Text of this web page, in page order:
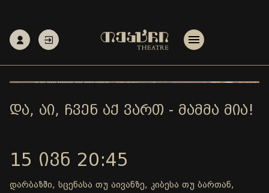
ᲓᲐ, ᲐᲘ, ᲩᲕᲔᲜ ᲐᲥ ᲕᲐᲠᲗ - ᲛᲐᲛᲛᲐ ᲛᲘᲐ!
15 ᲘᲕᲜ 20:45
დარბაზში, სცენასა თუ აივანზე, კიბესა თუ ბართან,